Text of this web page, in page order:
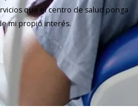
que el centro de salud ponga
mi propio interés.